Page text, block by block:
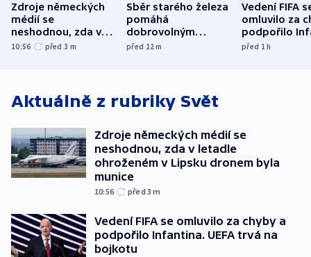
Zdroje německých
médií se
neshodnou, zda v
letadle ohroženém
10:56 před 3 m
Sběr starého železa
pomáhá
dobrovolným
hasičům financovat
před 12m
Vedení FIFA
omluvilo za
podpořilo
UEFA trvá na
před 1h
Aktuálně z rubriky Svět
Zdroje německých médií se
neshodnou, zda v letadle
ohroženém v Lipsku dronem byla
munice
10:56 před 3m
Vedení FIFA se omluvilo za chyby a
podpořilo Infantina. UEFA trvá na
bojkotu